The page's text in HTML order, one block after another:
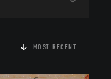
MOST RECENT